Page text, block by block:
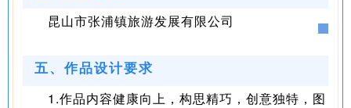
昆山市张浦镇旅游发展有限公司
五、作品设计要求
1.作品内容健康向上，构思精巧，创意独特，图